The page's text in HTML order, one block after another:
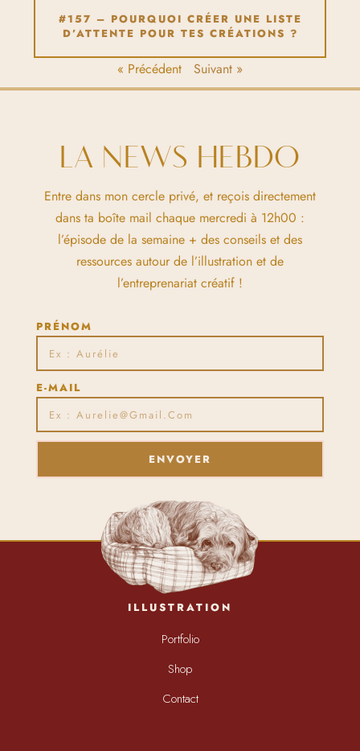
#157 – POURQUOI CRÉER UNE LISTE
D’ATTENTE POUR TES CRÉATIONS ?
« Précédent Suivant »
LA NEWS HEBDO
Entre dans mon cercle privé, et reçois directement
dans ta boîte mail chaque mercredi à 12h00 :
l’épisode de la semaine + des conseils et des
ressources autour de l’illustration et de
l’entreprenariat créatif !
PRÉNOM
E-MAIL
ENVOYER
ILLUSTRATION
Portfolio
Shop
Contact